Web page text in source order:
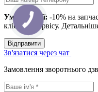
Умова акції: -10% на
клієнтам сервісу.
Вiдправити
Зв'язатися через чат
Замовлення зворотнього